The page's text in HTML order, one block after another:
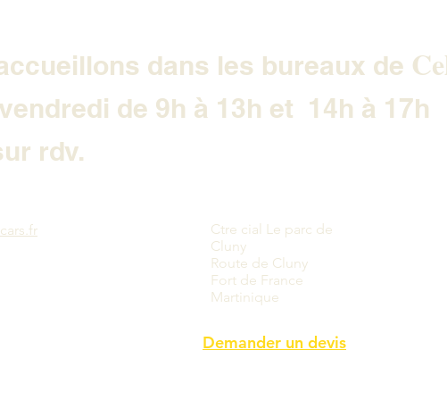
dans les bureaux de
de 9h à 13h et 14h à 17h
rdv.
Ctre cial Le parc de
Cluny
Route de Cluny
Fort de France
Martinique
Demander un devis